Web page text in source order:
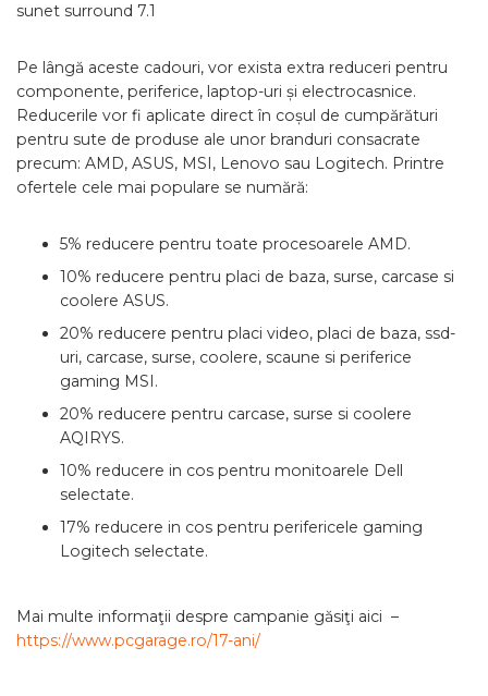
sunet surround 7.1
Pe lângă aceste cadouri, vor exista extra reduceri pentru
componente, periferice, laptop-uri și electrocasnice.
Reducerile vor fi aplicate direct în coșul de cumpărături
pentru sute de produse ale unor branduri consacrate
precum: AMD, ASUS, MSI, Lenovo sau Logitech. Printre
ofertele cele mai populare se numără:
5% reducere pentru toate procesoarele AMD.
10% reducere pentru placi de baza, surse, carcase si
coolere ASUS.
20% reducere pentru placi video, placi de baza, ssd-
uri, carcase, surse, coolere, scaune si periferice
gaming MSI.
20% reducere pentru carcase, surse si coolere
AQIRYS.
10% reducere in cos pentru monitoarele Dell
selectate.
17% reducere in cos pentru perifericele gaming
Logitech selectate.
Mai multe informaţii despre campanie găsiţi aici –
https://www.pcgarage.ro/17-ani/